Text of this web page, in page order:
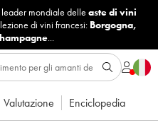
mondiale delle aste di vini
di vini francesi: Borgogna,
...
Valutazione Enciclopedia